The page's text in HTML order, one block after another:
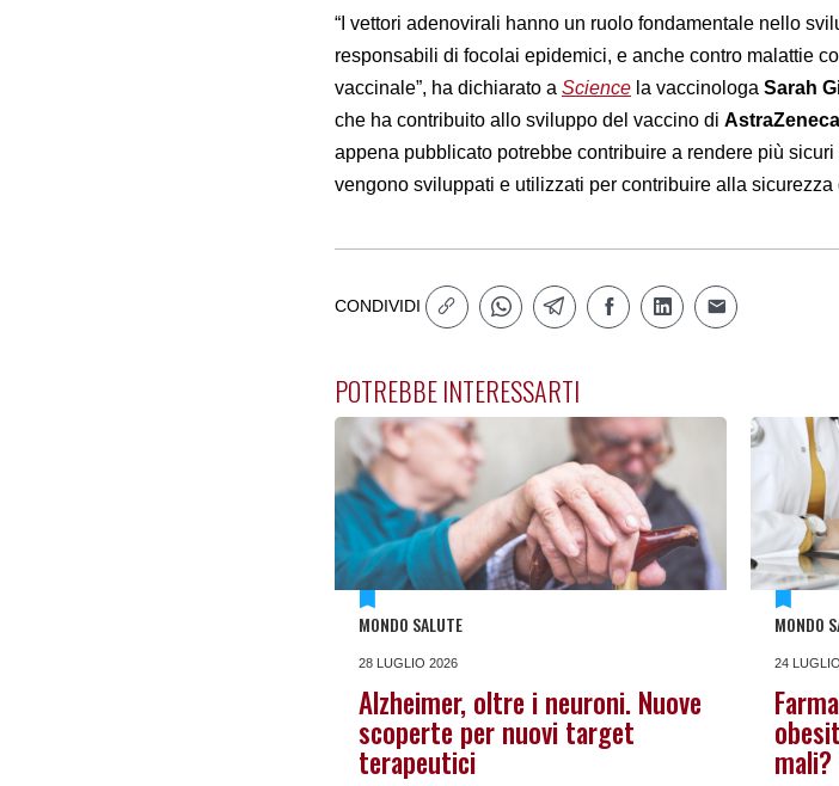
“I vettori adenovirali hanno un ruolo fondamentale nello
responsabili di focolai epidemici, e anche contro malattie
vaccinale”, ha dichiarato a Science la vaccinologa Sarah
che ha contribuito allo sviluppo del vaccino di AstraZeneca
appena pubblicato potrebbe contribuire a rendere più
vengono sviluppati e utilizzati per contribuire alla
CONDIVIDI
POTREBBE INTERESSARTI
MONDO SALUTE
28 LUGLIO 2026
Alzheimer, oltre i neuroni. Nuove
scoperte per nuovi target
terapeutici
MONDO
24
mali?